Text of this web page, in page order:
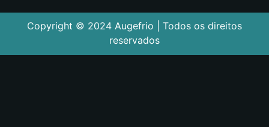
Copyright © 2024 Augefrio | Todos os direitos
reservados